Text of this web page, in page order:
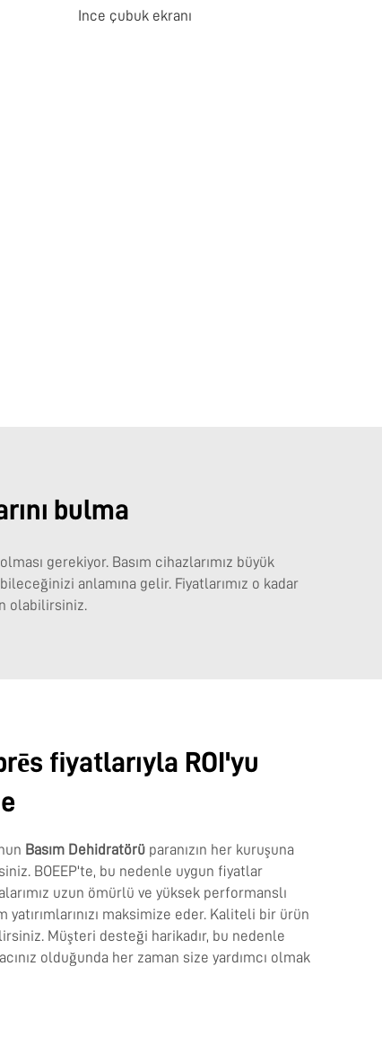
Ince çubuk ekranı
bulma
gerekiyor. Basım cihazlarımız büyük
anlamına gelir. Fiyatlarımız o kadar
olabilirsiniz.
fiyatlarıyla ROI'yu
Basım Dehidratörü paranızın her kuruşuna
BOEEP'te, bu nedenle uygun fiyatlar
uzun ömürlü ve yüksek performanslı
yatırımlarınızı maksimize eder. Kaliteli bir ürün
Müşteri desteği harikadır, bu nedenle
olduğunda her zaman size yardımcı olmak